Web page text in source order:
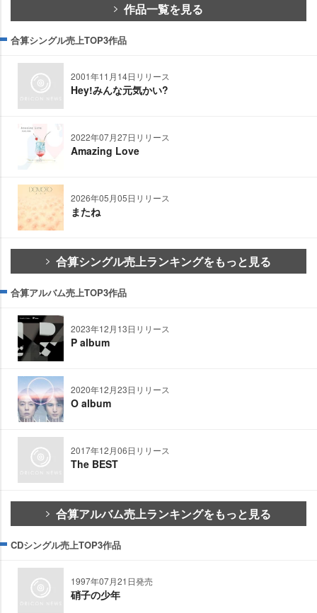
作品一覧を見る
合算シングル売上TOP3作品
2001年11月14日リリース
Hey!みんな元気かい?
2022年07月27日リリース
Amazing Love
2026年05月05日リリース
またね
合算シングル売上ランキングをもっと見る
合算アルバム売上TOP3作品
2023年12月13日リリース
P album
2020年12月23日リリース
O album
2017年12月06日リリース
The BEST
合算アルバム売上ランキングをもっと見る
CDシングル売上TOP3作品
1997年07月21日発売
硝子の少年